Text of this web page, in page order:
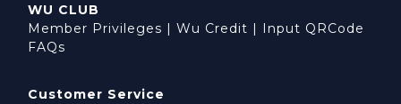
WU CLUB
Member Privileges | Wu Credit | Input QRCode
FAQs
Customer Service